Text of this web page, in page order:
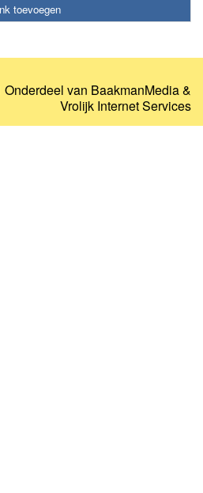
toevoegen
van BaakmanMedia&
Vrolijk Internet Services